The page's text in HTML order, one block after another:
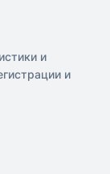
и
и